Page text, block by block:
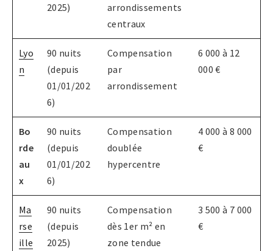
2025)
arrondissements
centraux
Lyo
n
90 nuits
(depuis
01/01/202
6)
Compensation
par
arrondissement
6 000 à 12
000 €
Bo
rde
au
x
90 nuits
(depuis
01/01/202
6)
Compensation
doublée
hypercentre
4 000 à 8 000
€
Ma
rse
ille
90 nuits
(depuis
2025)
Compensation
dès 1er m² en
zone tendue
3 500 à 7 000
€